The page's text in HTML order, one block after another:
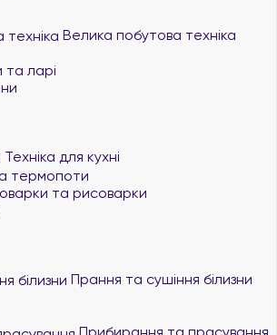
Велика побутова техніка
та ларі
Техніка для кухні
термопоти
та рисоварки
Прання та сушіння білизни